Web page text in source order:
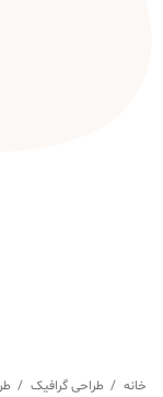
خانه / طراحی گرافیک /